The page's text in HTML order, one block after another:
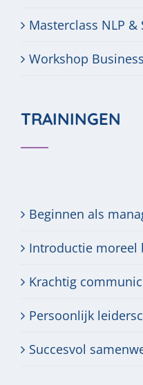
Masterclass NLP
Workshop
TRAININGEN
Beginnen als
Introductie moreel
Krachtig
Persoonlijk
Succesvol